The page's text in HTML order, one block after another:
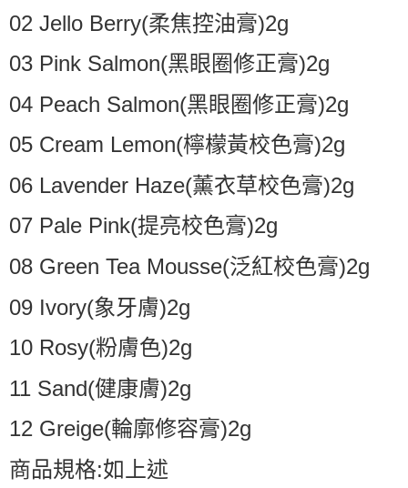
02 Jello Berry(柔焦控油膏)2g
03 Pink Salmon(黑眼圈修正膏)2g
04 Peach Salmon(黑眼圈修正膏)2g
05 Cream Lemon(檸檬黃校色膏)2g
06 Lavender Haze(薰衣草校色膏)2g
07 Pale Pink(提亮校色膏)2g
08 Green Tea Mousse(泛紅校色膏)2g
09 Ivory(象牙膚)2g
10 Rosy(粉膚色)2g
11 Sand(健康膚)2g
12 Greige(輪廓修容膏)2g
商品規格:如上述